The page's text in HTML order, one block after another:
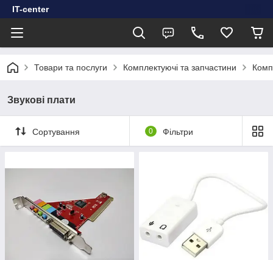
IT-center
Товари та послуги Комплектуючі та запчастини
Звукові плати
Сортування 0 Фільтри